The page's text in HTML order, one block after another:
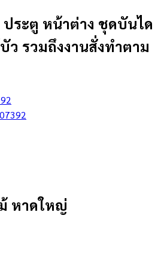
ระตู หน้าต่าง ชุดบันได
ว รวมถึงงานสั่งทำตาม
หาดใหญ่